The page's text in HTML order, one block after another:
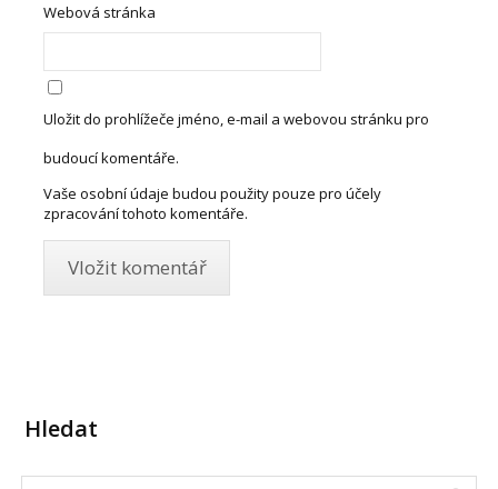
Webová stránka
Uložit do prohlížeče jméno, e-mail a webovou stránku pro
budoucí komentáře.
Vaše osobní údaje budou použity pouze pro účely
zpracování tohoto komentáře.
Hledat